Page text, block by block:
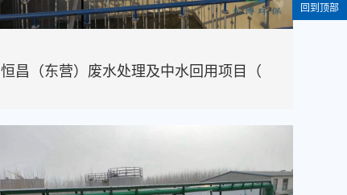
恒昌（东营）废水处理及中水回用项目（
回到顶部